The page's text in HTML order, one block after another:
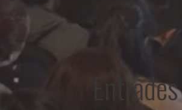
Entrades